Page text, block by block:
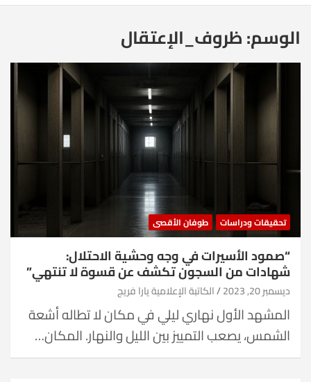
الوسم:ظروف_الإعتقال
تحقيقات ودراسات طوفان الأقصى
“صمود الأسيرات في وجه وحشية الاحتلال:
شهادات من السجون تكشف عن قسوة لا تنتهي”
ديسمبر 20, 2023 الكاتبة الإعلامية يارا فريج
المشهد الأول نهاري ليلي في مكان لا تطاله أشعة
الشمس، يصعب التمييز بين الليل والنهار. المكان…